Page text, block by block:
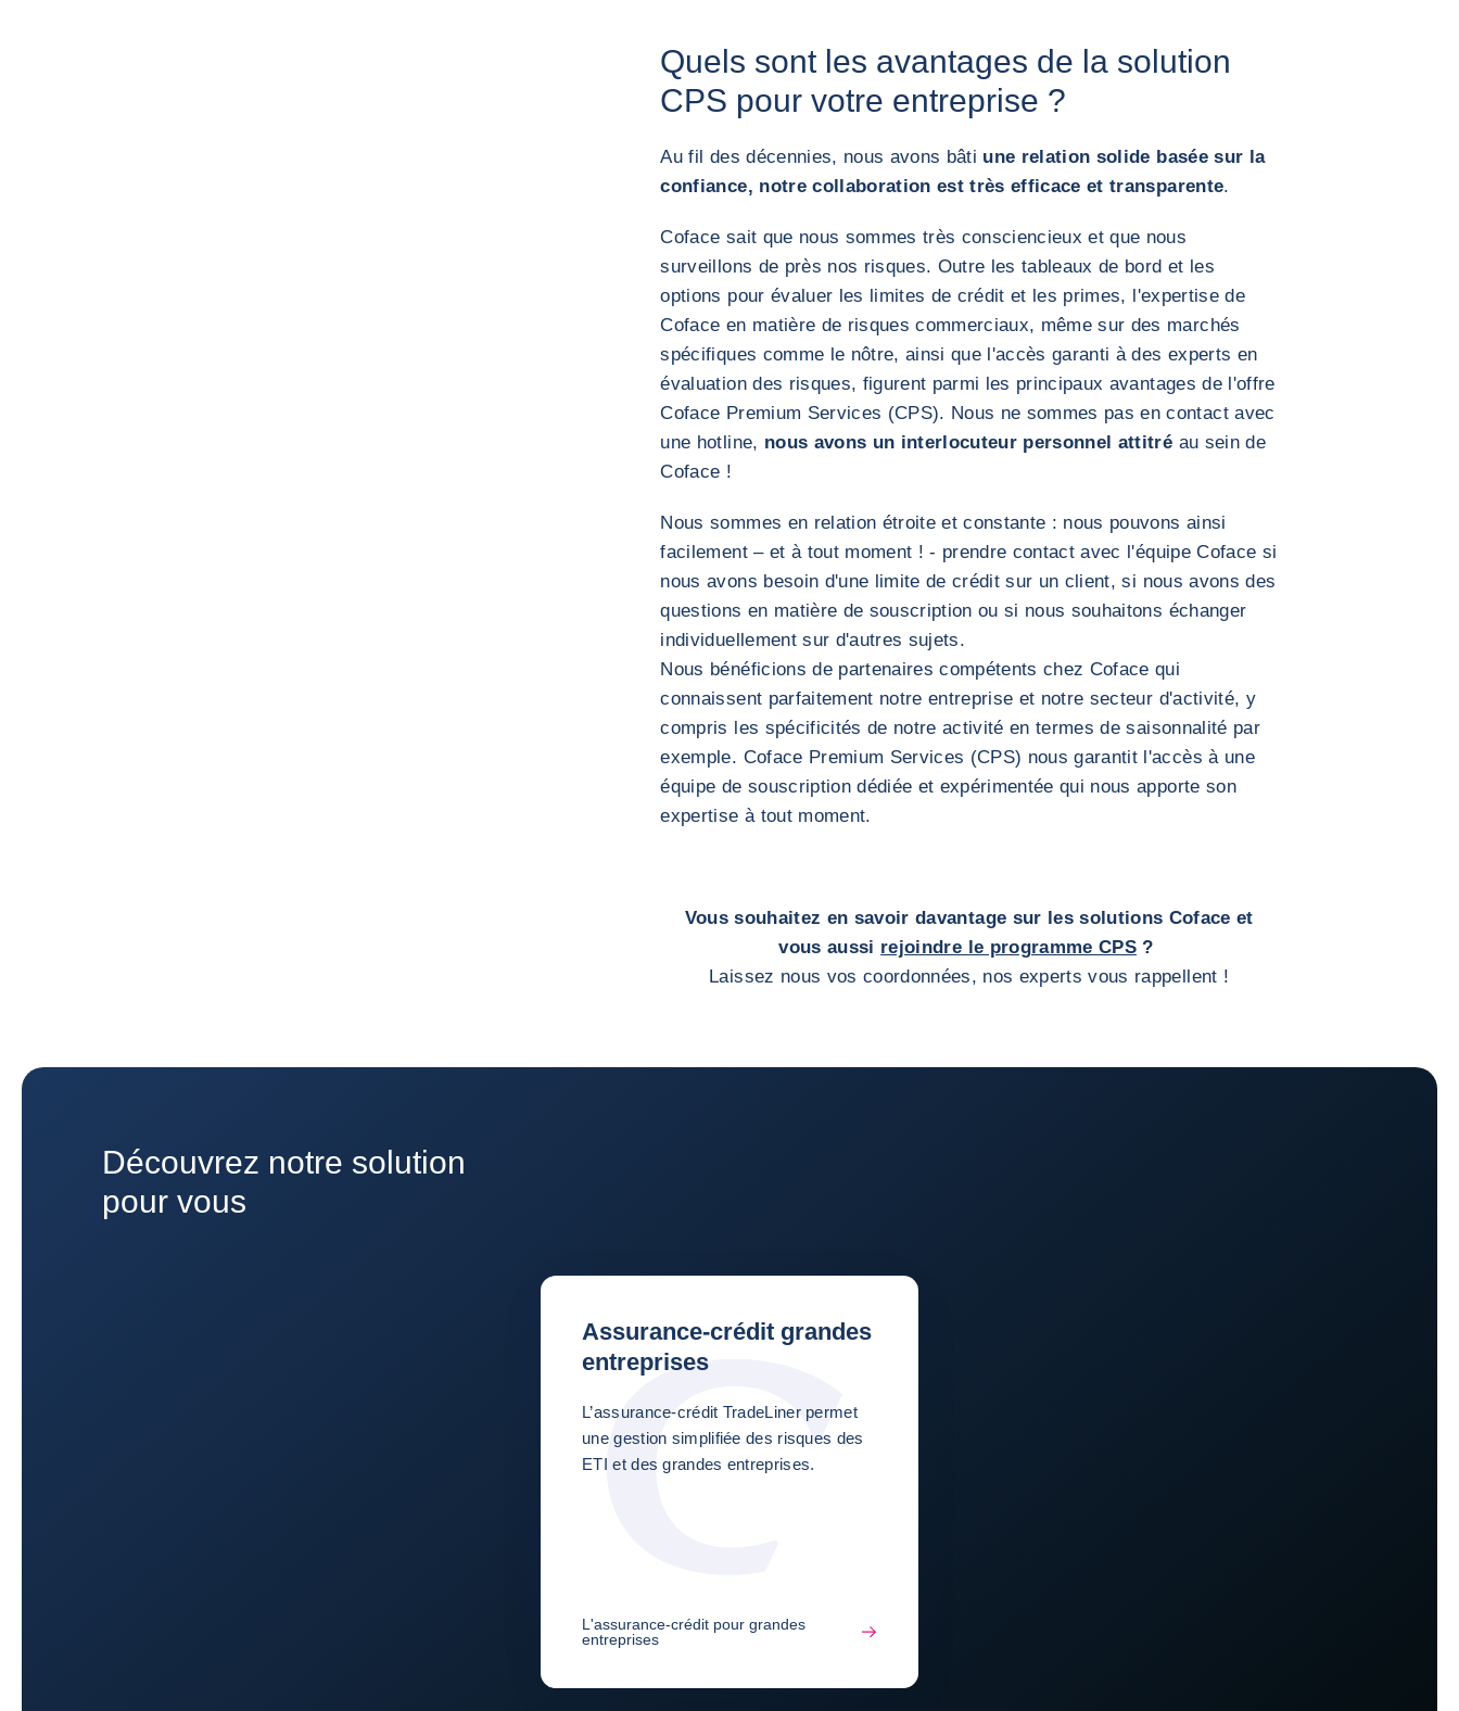
Quels sont les avantages de la solution
CPS pour votre entreprise ?
Au fil des décennies, nous avons bâti une relation solide basée sur la
confiance, notre collaboration est très efficace et transparente.
Coface sait que nous sommes très consciencieux et que nous
surveillons de près nos risques. Outre les tableaux de bord et les
options pour évaluer les limites de crédit et les primes, l'expertise de
Coface en matière de risques commerciaux, même sur des marchés
spécifiques comme le nôtre, ainsi que l'accès garanti à des experts en
évaluation des risques, figurent parmi les principaux avantages de l'offre
Coface Premium Services (CPS). Nous ne sommes pas en contact avec
une hotline, nous avons un interlocuteur personnel attitré au sein de
Coface !
Nous sommes en relation étroite et constante : nous pouvons ainsi
facilement – et à tout moment ! - prendre contact avec l'équipe Coface si
nous avons besoin d'une limite de crédit sur un client, si nous avons des
questions en matière de souscription ou si nous souhaitons échanger
individuellement sur d'autres sujets.
Nous bénéficions de partenaires compétents chez Coface qui
connaissent parfaitement notre entreprise et notre secteur d'activité, y
compris les spécificités de notre activité en termes de saisonnalité par
exemple. Coface Premium Services (CPS) nous garantit l'accès à une
équipe de souscription dédiée et expérimentée qui nous apporte son
expertise à tout moment.
Vous souhaitez en savoir davantage sur les solutions Coface et
vous aussi rejoindre le programme CPS?
Laissez nous vos coordonnées, nos experts vous rappellent !
Découvrez notre solution
pour vous
Assurance-crédit grandes
entreprises
L’assurance-crédit TradeLiner permet
une gestion simplifiée des risques des
ETI et des grandes entreprises.
L'assurance-crédit pour grandes
entreprises